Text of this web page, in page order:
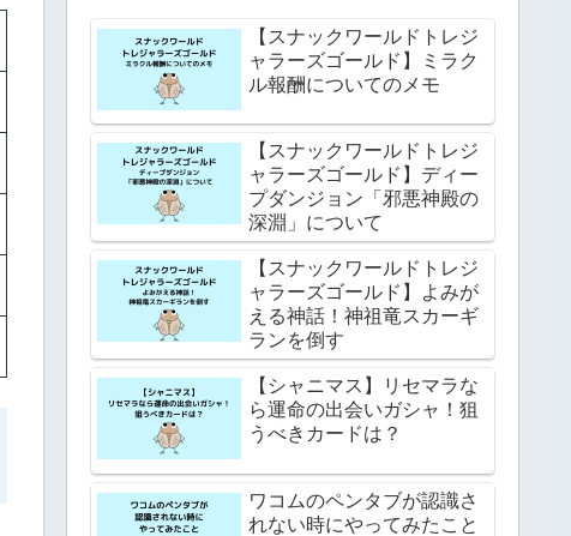
【スナックワールドトレジ
ャラーズゴールド】ミラク
ル報酬についてのメモ
【スナックワールドトレジ
ャラーズゴールド】ディー
プダンジョン「邪悪神殿の
深淵」について
【スナックワールドトレジ
ャラーズゴールド】よみが
える神話！神祖竜スカーギ
ランを倒す
【シャニマス】リセマラな
ら運命の出会いガシャ！狙
うべきカードは？
ワコムのペンタブが認識さ
れない時にやってみたこと